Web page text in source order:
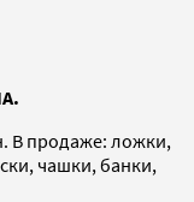
В продаже: ложки,
чашки, банки,